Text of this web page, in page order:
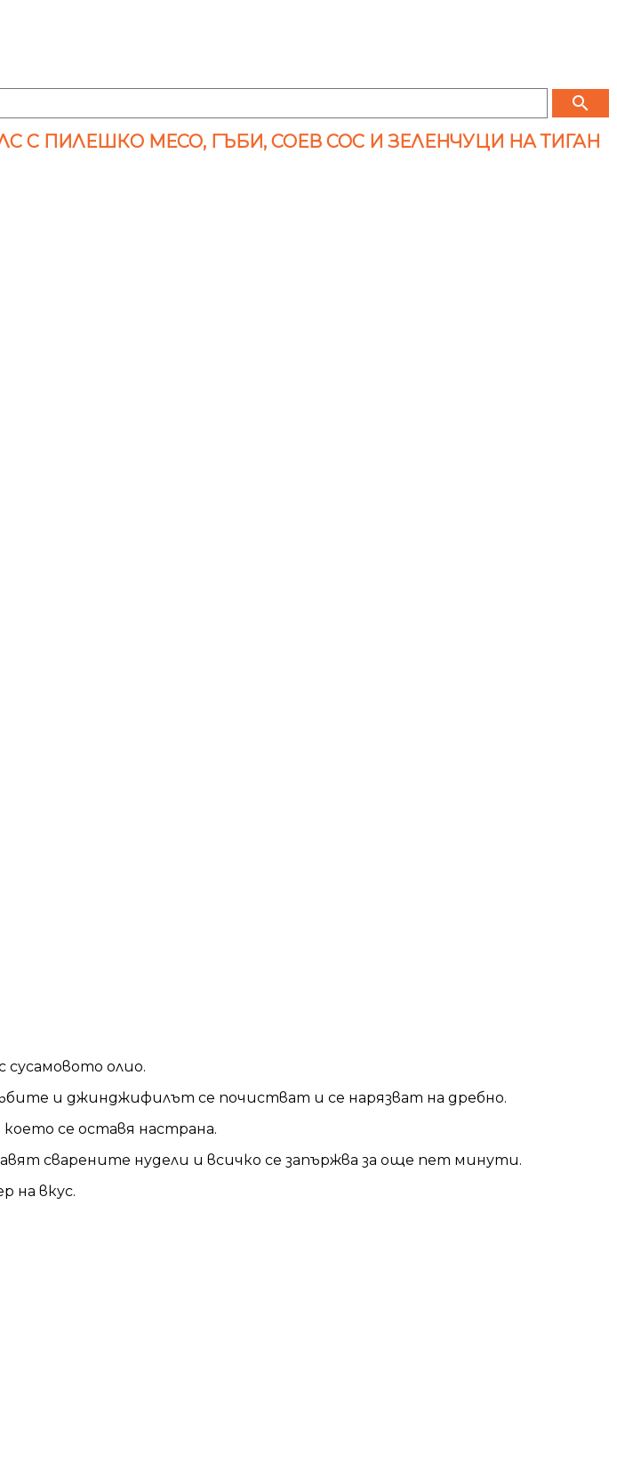
search
С ПИЛЕШКО МЕСО, ГЪБИ, СОЕВ СОС И ЗЕЛЕНЧУЦИ НА ТИГАН
сусамовото олио.
и джинджифилът се почистват и се нарязват на дребно.
се оставя настрана.
сварените нудели и всичко се запържва за още пет минути.
на вкус.